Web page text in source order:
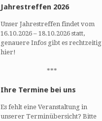
Jahrestreffen 2026
Unser Jahrestreffen findet vom
16.10.2026 – 18.10.2026 statt,
genauere Infos gibt es rechtzeitig
hier!
***
Ihre Termine bei uns
Es fehlt eine Veranstaltung in
unserer Terminübersicht? Bitte